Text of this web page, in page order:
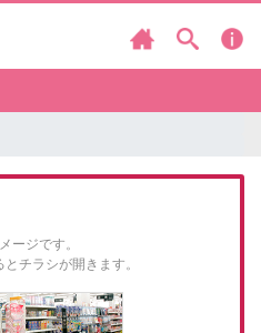
ージです。
チラシが開きます。